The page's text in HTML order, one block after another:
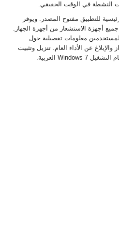
النشطة في الوقت الحقيقي.
للتطبيق مفتوح المصدر. ويوفر
أجهزة الاستشعار من أجهزة الجهاز.
معلومات تفصيلية حول
عن الأداء العام. تنزيل وتثبيت